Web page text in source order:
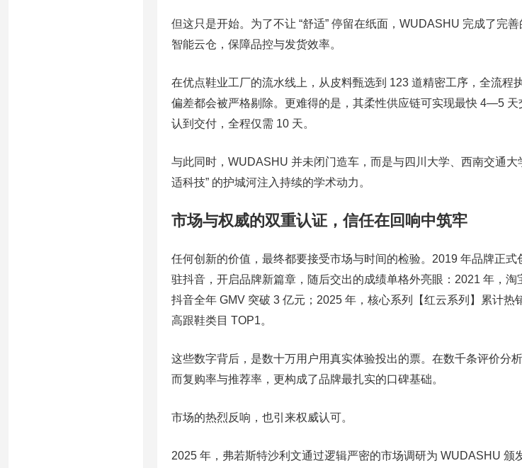
但这只是开始。为了不让 “舒适” 停留在纸面，WUDASHU 完成了完
智能云仓，保障品控与发货效率。
在优点鞋业工厂的流水线上，从皮料甄选到 123 道精密工序，全流程
偏差都会被严格剔除。更难得的是，其柔性供应链可实现最快 4—5
认到交付，全程仅需 10 天。
与此同时，WUDASHU 并未闭门造车，而是与四川大学、西南交通大
适科技” 的护城河注入持续的学术动力。
市场与权威的双重认证，信任在回响中筑牢
任何创新的价值，最终都要接受市场与时间的检验。2019 年品牌正
驻抖音，开启品牌新篇章，随后交出的成绩单格外亮眼：2021 年，淘
抖音全年 GMV 突破 3 亿元；2025 年，核心系列【红云系列】累计热
高跟鞋类目 TOP1。
这些数字背后，是数十万用户用真实体验投出的票。在数千条评价分析
而复购率与推荐率，更构成了品牌最扎实的口碑基础。
市场的热烈反响，也引来权威认可。
2025 年，弗若斯特沙利文通过逻辑严密的市场调研为 WUDASHU 颁